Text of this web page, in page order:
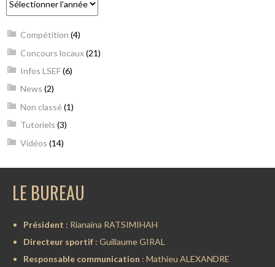
Compétition (4)
Concours locaux(21)
Infos LSEF(6)
News (2)
Non classé (1)
Tutoriels (3)
Vidéos (14)
LE BUREAU
Président : Rianaina RATSIMIHAH
Directeur sportif: Guillaume GIRAL
Responsable communication : Mathieu ALEXANDRE